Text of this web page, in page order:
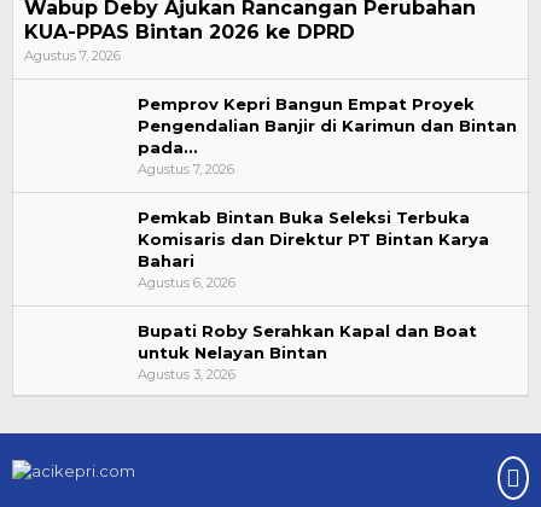
Wabup Deby Ajukan Rancangan Perubahan
KUA-PPAS Bintan 2026 ke DPRD
Agustus 7, 2026
Pemprov Kepri Bangun Empat Proyek
Pengendalian Banjir di Karimun dan Bintan
pada…
Agustus 7, 2026
Pemkab Bintan Buka Seleksi Terbuka
Komisaris dan Direktur PT Bintan Karya
Bahari
Agustus 6, 2026
Bupati Roby Serahkan Kapal dan Boat
untuk Nelayan Bintan
Agustus 3, 2026